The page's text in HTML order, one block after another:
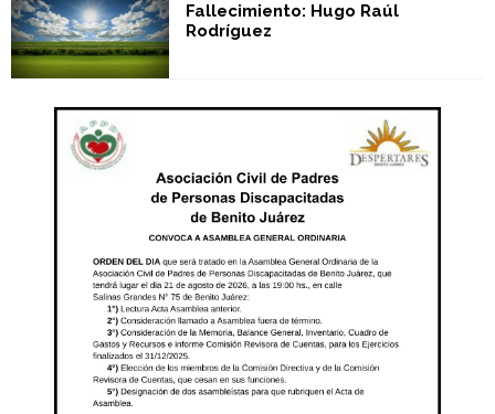
Fallecimiento: Hugo Raúl
Rodríguez